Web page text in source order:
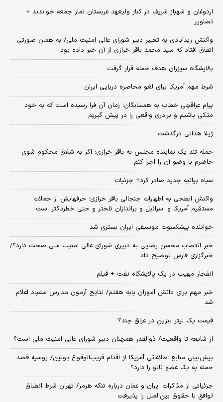
اردوغان و شهباز شریف در کنار ولیعهد عربستان نماز جمعه خواندند +
تصاویر
واکنش زیدآبادی به تغییر دبیر شورای عالی امنیت ملی/ به همان صورتی
اتفاق افتاد که سید محمد باقر خرازی از آن خبر داده بود
پالایشگاه سیزران هدف حمله قرار گرفت
شرط مهم آمریکا برای لغو محاصره دریایی ایران
پیام عراقچی خطاب به همسایگان؛ زمان آن فرا رسیده است که به خود
متکی باشیم و برادری واقعی را در پیش گیریم
ژیلا هدائی درگذشت
حمله تند یک نماینده مجلس به باقر خرازی: اگر به شلاق محکوم شوی
حاضرم با وضو آن را اجرا کنم
سپاه بیانیه جدید صادر کرد+ جزئیات
واکنش ابطحی به اظهارات جنجالی باقر خرازی؛ حرفهایش از حملات
مستقیم آمریکا و اسرائیل و براندازان تلختر و حتی خطرناکتر است
خواننده پیشکسوت موسیقی ایران بستری شد
خبر انتصاب محسن رضایی به دبیری شورای عالی امنیت ملی صحت دارد؟/
خبرگزاری فارس توضیح داد
انفجار مهیب در یک پالایشگاه نفت + فیلم
خبر مهم برای دانش آموزان پایه هفتم/ نتایج آزمون مدارس سمپاد اعلام
شد
قیمت یک لیتر بنزین در عراق چند؟
از شایعه تا واقعیت/ ذوالقدر همچنان دبیر شورای ‌عالی امنیت ملی است؟
پیش‌بینی منابع اطلاعاتی آمریکا از اقدام قریب‌الوقوع پوتین/ روسیه قصد
حمله به یک عضو ناتو را دارد؟
جزئیاتی از مذاکرات ایران و عمان درباره تنگه هرمز/ تهران شرط انطباق
توافق با حقوق بین‌الملل را پذیرفت